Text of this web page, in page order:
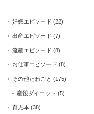
妊娠エピソード (22)
出産エピソード (7)
流産エピソード (8)
お仕事エピソード (8)
その他たわごと (175)
産後ダイエット (5)
育児本 (38)